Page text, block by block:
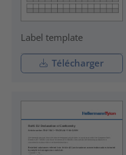
Label template
Télécharger